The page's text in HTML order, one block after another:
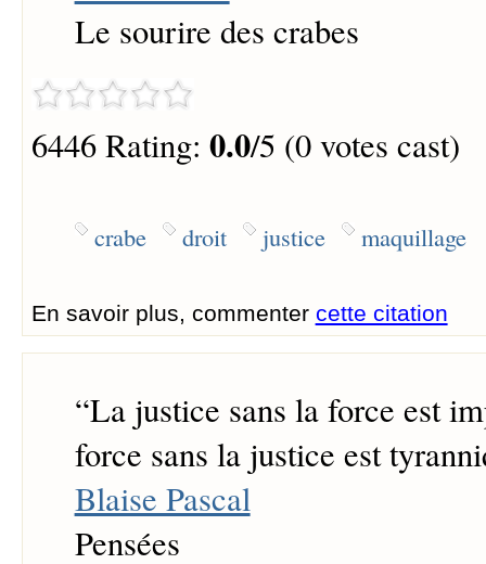
Le sourire des crabes
6446 Rating: 0.0/5 (0 votes cast)
crabe droit justice maquillage
En savoir plus, commenter cette citation
“La justice sans la force est
force sans la justice est
Blaise Pascal
Pensées